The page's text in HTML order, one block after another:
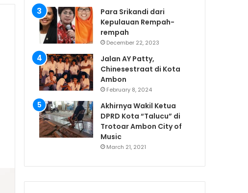
Para Srikandi dari
Kepulauan Rempah-
rempah
December 22, 2023
Jalan AY Patty,
Chinesestraat di Kota
Ambon
February 8, 2024
Akhirnya Wakil Ketua
DPRD Kota “Talucu” di
Trotoar Ambon City of
Music
March 21, 2021